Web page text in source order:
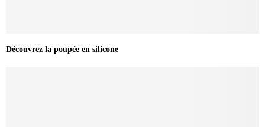
Découvrez la poupée en silicone